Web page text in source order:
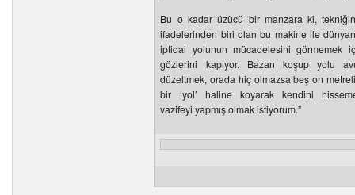
Bu o kadar üzücü bir manzara ki,
ifadelerinden biri olan bu makine ile
iptidai yolunun mücadelesini görmemek
gözlerini kapıyor. Bazan koşup yolu
düzeltmek, orada hiç olmazsa beş on
bir ‘yol’ haline koyarak kendini
vazifeyi yapmış olmak istiyorum.”